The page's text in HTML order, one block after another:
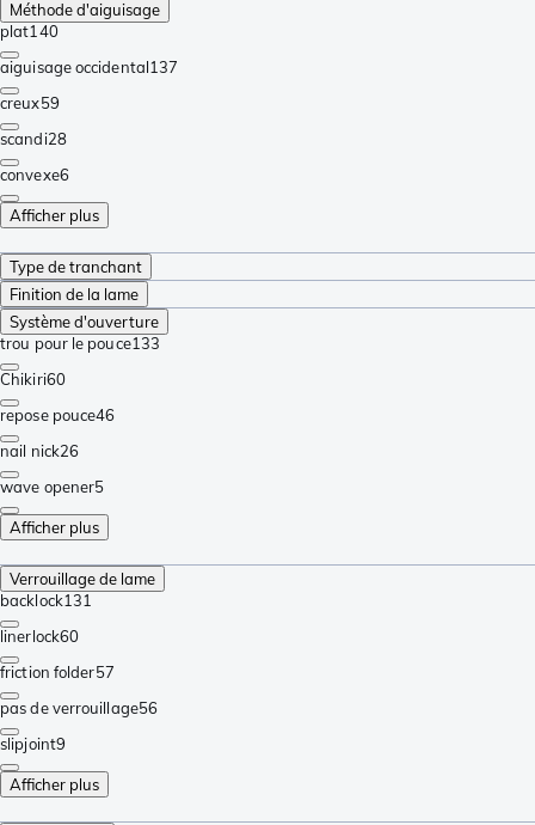
Méthode d'aiguisage
plat140
aiguisage occidental137
creux59
scandi28
convexe6
Afficher plus
Type de tranchant
Finition de la lame
Système d'ouverture
trou pour le pouce133
Chikiri60
repose pouce46
nail nick26
wave opener5
Afficher plus
Verrouillage de lame
backlock131
linerlock60
friction folder57
pas de verrouillage56
slipjoint9
Afficher plus